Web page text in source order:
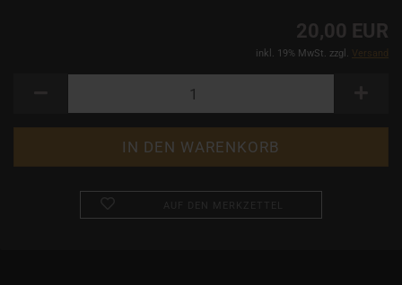
20,00 EUR
inkl. 19% MwSt. zzgl. Versand